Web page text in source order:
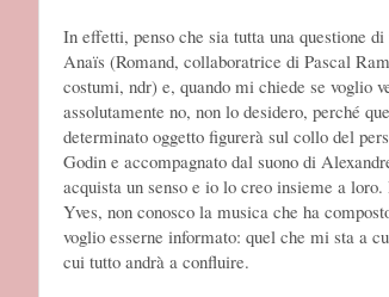
In effetti, penso che sia tutta una questione
Anaïs (Romand, collaboratrice di Pascal
costumi, ndr) e, quando mi chiede se voglio
assolutamente no, non lo desidero, perché
determinato oggetto figurerà sul collo del
Godin e accompagnato dal suono di
acquista un senso e io lo creo insieme a
Yves, non conosco la musica che ha
voglio esserne informato: quel che mi sta a
cui tutto andrà a confluire.